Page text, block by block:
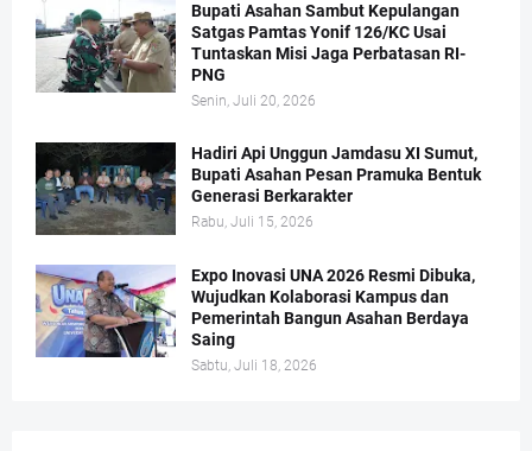
Bupati Asahan Sambut Kepulangan
Satgas Pamtas Yonif 126/KC Usai
Tuntaskan Misi Jaga Perbatasan RI-
PNG
Senin, Juli 20, 2026
Hadiri Api Unggun Jamdasu XI Sumut,
Bupati Asahan Pesan Pramuka Bentuk
Generasi Berkarakter
Rabu, Juli 15, 2026
Expo Inovasi UNA 2026 Resmi Dibuka,
Wujudkan Kolaborasi Kampus dan
Pemerintah Bangun Asahan Berdaya
Saing
Sabtu, Juli 18, 2026